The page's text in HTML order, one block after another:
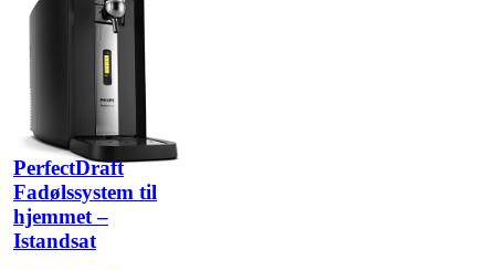
PerfectDraft
Fadølssystem til
hjemmet –
Istandsat